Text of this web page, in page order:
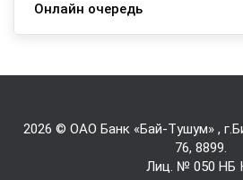
Онлайн очередь
2026 © ОАО Банк «Бай-Tушум» ,
76, 8899.
Лиц. № 050 НБ